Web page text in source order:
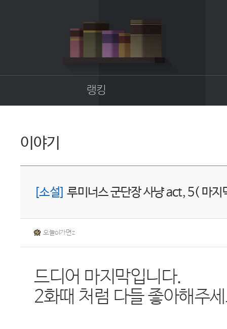
랭킹
이야기
[소설] 루미너스 군단장 사냥 act, 5( 마지
오늘ol가면z
드디어 마지막입니다.
2화때 처럼 다들 좋아해주